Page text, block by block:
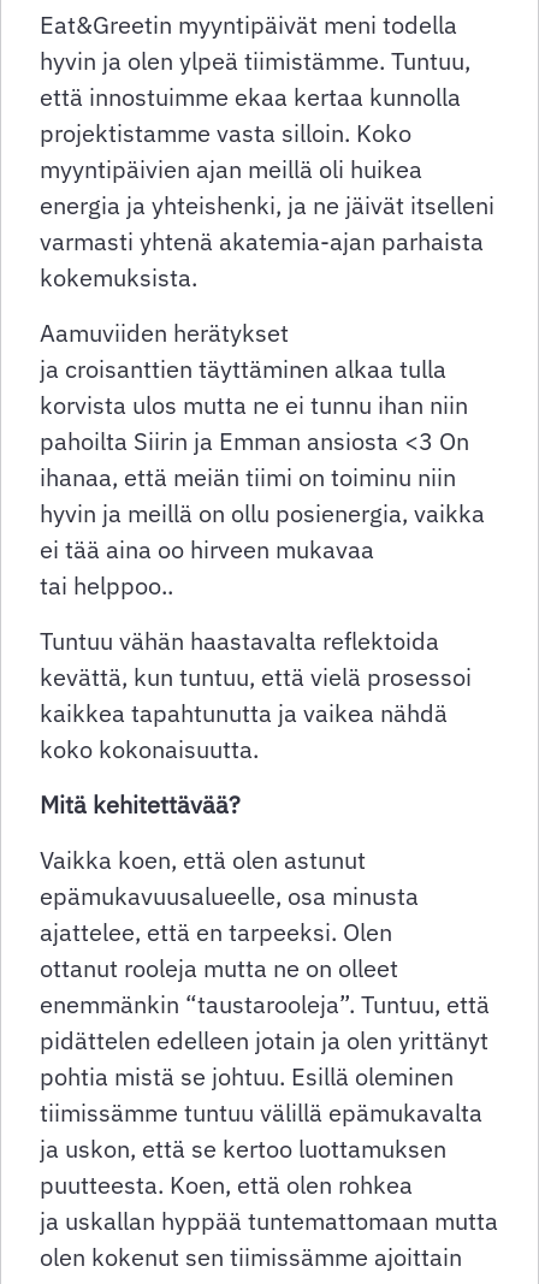
Eat&Greetin myyntipäivät meni todella
hyvin ja olen ylpeä tiimistämme. Tuntuu,
että innostuimme ekaa kertaa kunnolla
projektistamme vasta silloin. Koko
myyntipäivien ajan meillä oli huikea
energia ja yhteishenki, ja ne jäivät itselleni
varmasti yhtenä akatemia-ajan parhaista
kokemuksista.
Aamuviiden herätykset
ja croisanttien täyttäminen alkaa tulla
korvista ulos mutta ne ei tunnu ihan niin
pahoilta Siirin ja Emman ansiosta <3 On
ihanaa, että meiän tiimi on toiminu niin
hyvin ja meillä on ollu posienergia, vaikka
ei tää aina oo hirveen mukavaa
tai helppoo..
Tuntuu vähän haastavalta reflektoida
kevättä, kun tuntuu, että vielä prosessoi
kaikkea tapahtunutta ja vaikea nähdä
koko kokonaisuutta.
Mitä kehitettävää?
Vaikka koen, että olen astunut
epämukavuusalueelle, osa minusta
ajattelee, että en tarpeeksi. Olen
ottanut rooleja mutta ne on olleet
enemmänkin “taustarooleja”. Tuntuu, että
pidättelen edelleen jotain ja olen yrittänyt
pohtia mistä se johtuu. Esillä oleminen
tiimissämme tuntuu välillä epämukavalta
ja uskon, että se kertoo luottamuksen
puutteesta. Koen, että olen rohkea
ja uskallan hyppää tuntemattomaan mutta
olen kokenut sen tiimissämme ajoittain